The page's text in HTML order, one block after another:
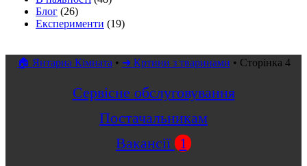
Блог (26)
Експерименти (19)
🏠 Янтарна Кімната • ➜ Кртини з тваринами • Сторінка 4
Сервісне обслуговування
Постачальникам
Вакансії 1